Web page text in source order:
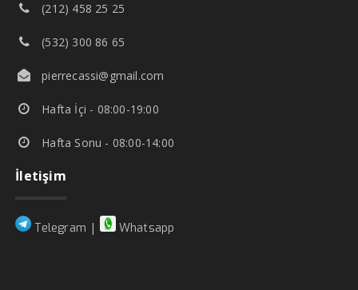
(212) 458 25 25
(532) 300 86 65
pierrecassi@gmail.com
Hafta İçi - 08:00-19:00
Hafta Sonu - 08:00-14:00
İletişim
Telegram | Whatsapp